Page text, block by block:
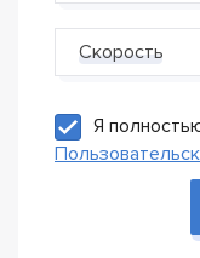
Скорость
Я